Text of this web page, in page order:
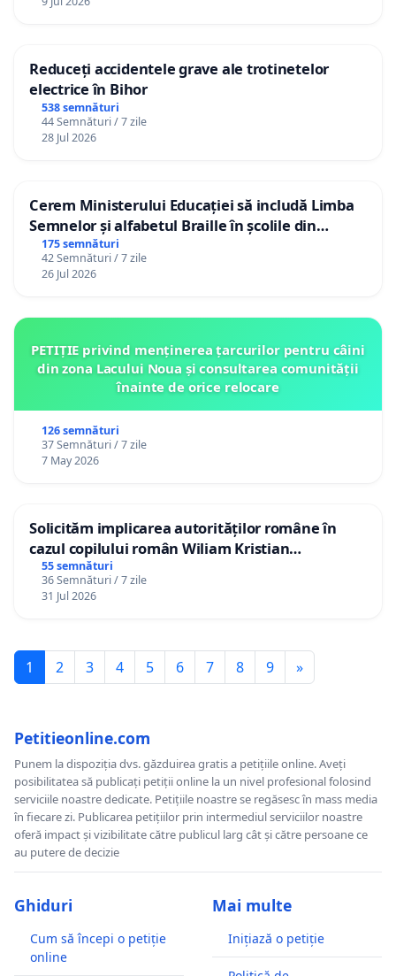
Reduceți accidentele grave ale trotinetelor
electrice în Bihor
538 semnături
44 Semnături / 7 zile
28 Jul 2026
Cerem Ministerului Educației să includă Limba
Semnelor și alfabetul Braille în școlile din
Republica Moldova!
175 semnături
42 Semnături / 7 zile
26 Jul 2026
PETIȚIE privind menținerea țarcurilor pentru câini
din zona Lacului Noua și consultarea comunității
înainte de orice relocare
126 semnături
37 Semnături / 7 zile
7 May 2026
Solicităm implicarea autorităților române în
cazul copilului român Wiliam Kristian
Gheorghe, aflat în plasament în Danemarca de
12 ani
55 semnături
36 Semnături / 7 zile
31 Jul 2026
1 2 3 4 5 6 7 8 9 »
Petitieonline.com
Punem la dispoziția dvs. găzduirea gratis a petițiile online. Aveți
posibilitatea să publicați petiții online la un nivel profesional folosind
serviciile noastre dedicate. Petițiile noastre se regăsesc în mass media
în fiecare zi. Publicarea petițiilor prin intermediul serviciilor noastre
oferă impact și vizibilitate către publicul larg cât și către persoane ce
au putere de decizie
Ghiduri
Cum să începi o petiție
online
Mai multe
Inițiază o petiție